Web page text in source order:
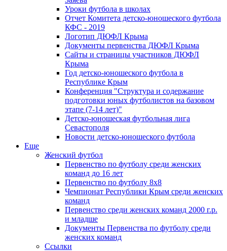
Уроки футбола в школах
Отчет Комитета детско-юношеского футбола
КФС - 2019
Логотип ДЮФЛ Крыма
Документы первенства ДЮФЛ Крыма
Сайты и страницы участников ДЮФЛ
Крыма
Год детско-юношеского футбола в
Республике Крым
Конференция "Структура и содержание
подготовки юных футболистов на базовом
этапе (7-14 лет)"
Детско-юношеская футбольная лига
Севастополя
Новости детско-юношеского футбола
Еще
Женский футбол
Первенство по футболу среди женских
команд до 16 лет
Первенство по футболу 8х8
Чемпионат Республики Крым среди женских
команд
Первенство среди женских команд 2000 г.р.
и младше
Документы Первенства по футболу среди
женских команд
Ссылки